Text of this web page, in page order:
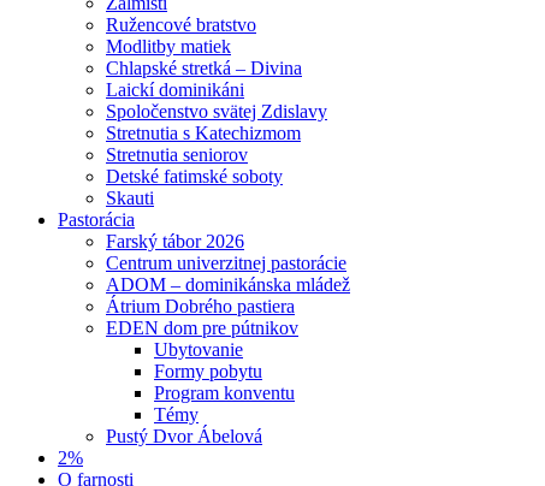
Ružencové bratstvo
Modlitby matiek
Chlapské stretká – Divina
Laickí dominikáni
Spoločenstvo svätej Zdislavy
Stretnutia s Katechizmom
Stretnutia seniorov
Detské fatimské soboty
Skauti
Pastorácia
Farský tábor 2026
Centrum univerzitnej pastorácie
ADOM – dominikánska mládež
Átrium Dobrého pastiera
EDEN dom pre pútnikov
Ubytovanie
Formy pobytu
Program konventu
Témy
Pustý Dvor Ábelová
2%
O farnosti